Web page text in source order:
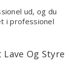
ud, og du
i professionel
Og Styre